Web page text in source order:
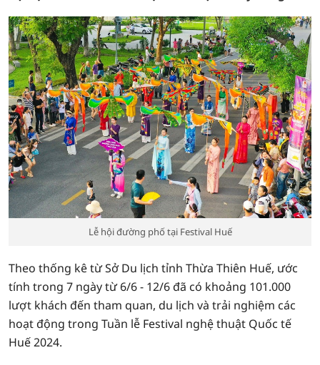
Lễ hội đường phố tại Festival Huế
Theo thống kê từ Sở Du lịch tỉnh Thừa Thiên Huế, ước
tính trong 7 ngày từ 6/6 - 12/6 đã có khoảng 101.000
lượt khách đến tham quan, du lịch và trải nghiệm các
hoạt động trong Tuần lễ Festival nghệ thuật Quốc tế
Huế 2024.